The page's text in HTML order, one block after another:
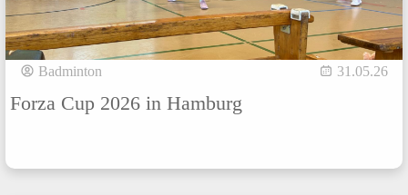
Badminton 31.05.26
Forza Cup 2026 in Hamburg